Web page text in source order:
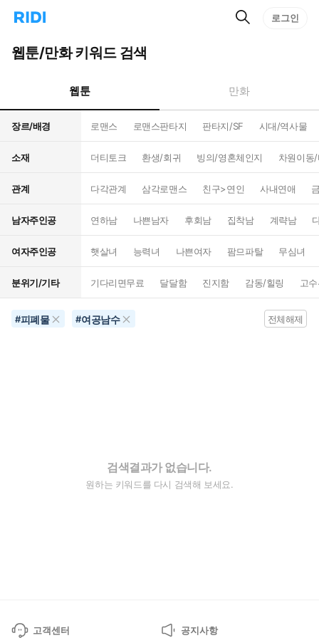
리
홈
으
턴
트
검
로그인
웹툰/만화 키워드 검색
웹툰 만화
장르/배경 로맨스 로맨스판타지 판타지/SF 시대/역사물
소재 더티토크 환생/회귀 빙의/영혼체인지 차원이동
관계 다각관계 삼각로맨스 친구>연인 사내연애
남자주인공 연하남 나쁜남자 후회남 집착남 계략남
여자주인공 햇살녀 능력녀 나쁜여자 팜므파탈 무심녀
분위기/기타 기다리면무료 달달함 진지함 감동/힐링 고
#피폐물 #여공남수 전체해제
검색결과가 없습니다.
원하는 키워드를 다시 검색해 보세요.
고객센터 공지사항